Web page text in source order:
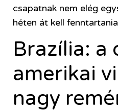
csapatnak nem elég
héten át kell
Brazília: a
amerikai
nagy